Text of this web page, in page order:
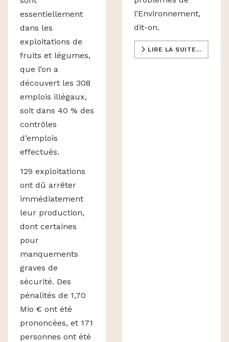
essentiellement
dans les
exploitations de
fruits et légumes,
que l’on a
découvert les 308
emplois illégaux,
soit dans 40 % des
contrôles
d’emplois
effectués.
129 exploitations
ont dû arrêter
immédiatement
leur production,
dont certaines
pour
manquements
graves de
sécurité. Des
pénalités de 1,70
Mio € ont été
prononcées, et 171
personnes ont été
l’Environnement,
dit-on.
LIRE LA SUITE...